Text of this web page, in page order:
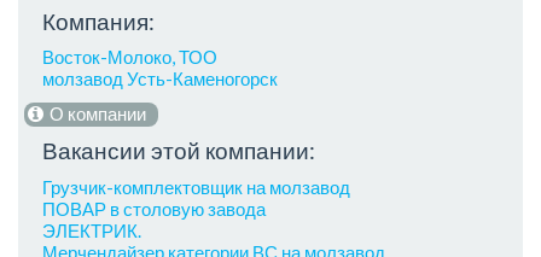
Компания:
Восток-Молоко, ТОО
молзавод Усть-Каменогорск
О компании
Вакансии этой компании:
Грузчик-комплектовщик на молзавод
ПОВАР в столовую завода
ЭЛЕКТРИК.
Мерчендайзер категории ВС на молзавод